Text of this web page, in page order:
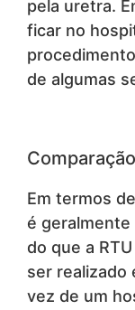
pela uretra.
ficar no
de algumas
Comparação
Em termos
é geralmente
do que a
ser realizado
vez de um